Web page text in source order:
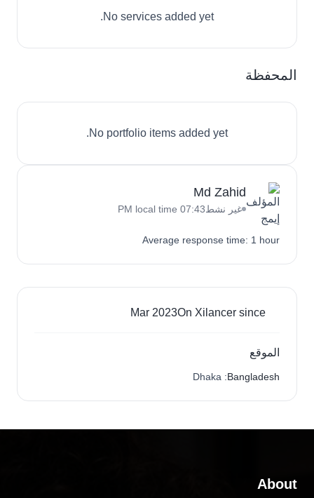
No services added yet.
المحفظة
No portfolio items added yet.
Md Zahid
غير نشط07:43 PM local time
Average response time: 1 hour
On Xilancer since
Mar 2023
الموقع
Bangladesh
: Dhaka
About